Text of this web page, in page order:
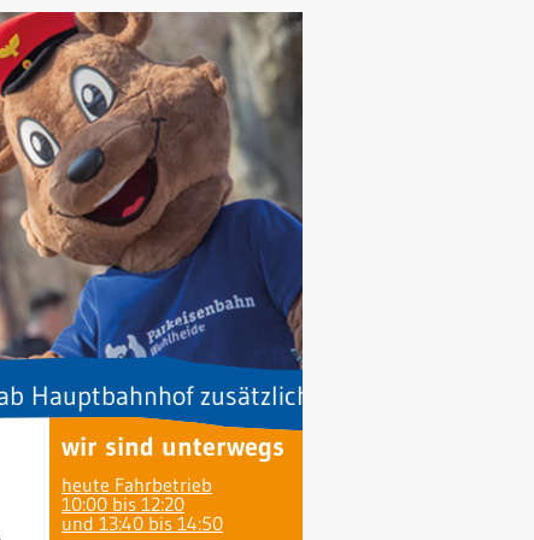
zusätzlich ein Zug zur XL-
wir sind unterwegs
heute Fahrbetrieb
10:00 bis 12:20
und 13:40 bis 14:50